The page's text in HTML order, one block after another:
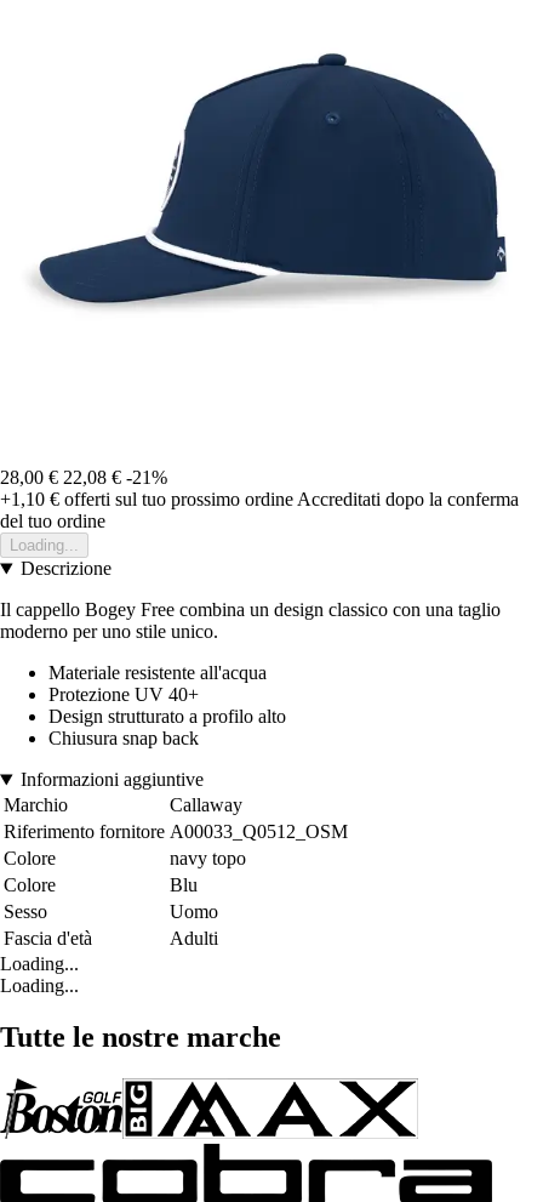
28,00 € 22,08 € -21%
+1,10 € offerti sul tuo prossimo ordine Accreditati dopo la conferma
del tuo ordine
Loading...
Descrizione
Il cappello Bogey Free combina un design classico con una taglio
moderno per uno stile unico.
Materiale resistente all'acqua
Protezione UV 40+
Design strutturato a profilo alto
Chiusura snap back
Informazioni aggiuntive
Marchio
Callaway
Riferimento fornitore A00033_Q0512_OSM
Colore
navy topo
Colore
Blu
Sesso
Uomo
Fascia d'età
Adulti
Loading...
Loading...
Tutte le nostre marche